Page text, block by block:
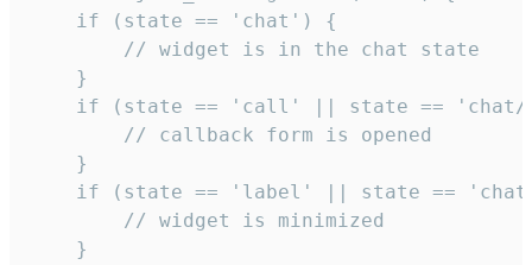
    if (state == 'chat') {
        // widget is in the chat state
    }
if (state == 'call' || state ==
        // callback form is opened
    }
if (state == 'label' || state ==
        // widget is minimized
    }